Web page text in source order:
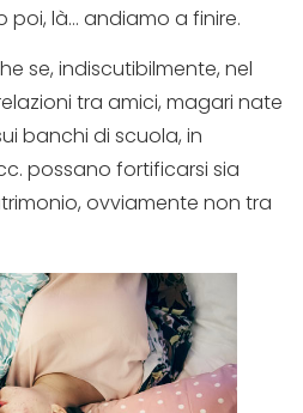
poi, là… andiamo a finire.
se, indiscutibilmente, nel
tra amici, magari nate
banchi di scuola, in
possano fortificarsi sia
ovviamente non tra